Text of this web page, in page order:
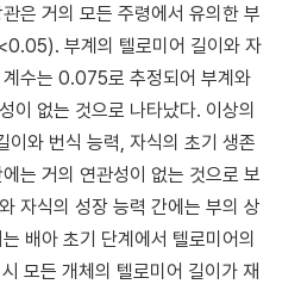
은 거의 모든 주령에서 유의한 부
부계의 텔로미어 길이와 자
수는 0.075로 추정되어 부계와
이 없는 것으로 나타났다. 이상의
이와 번식 능력, 자식의 초기 생존
는 거의 연관성이 없는 것으로 보
자식의 성장 능력 간에는 부의 상
배아 초기 단계에서 텔로미어의
모든 개체의 텔로미어 길이가 재